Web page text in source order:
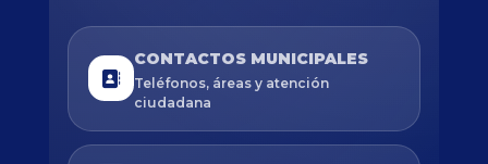
CONTACTOS MUNICIPALES
Teléfonos, áreas y atención
ciudadana